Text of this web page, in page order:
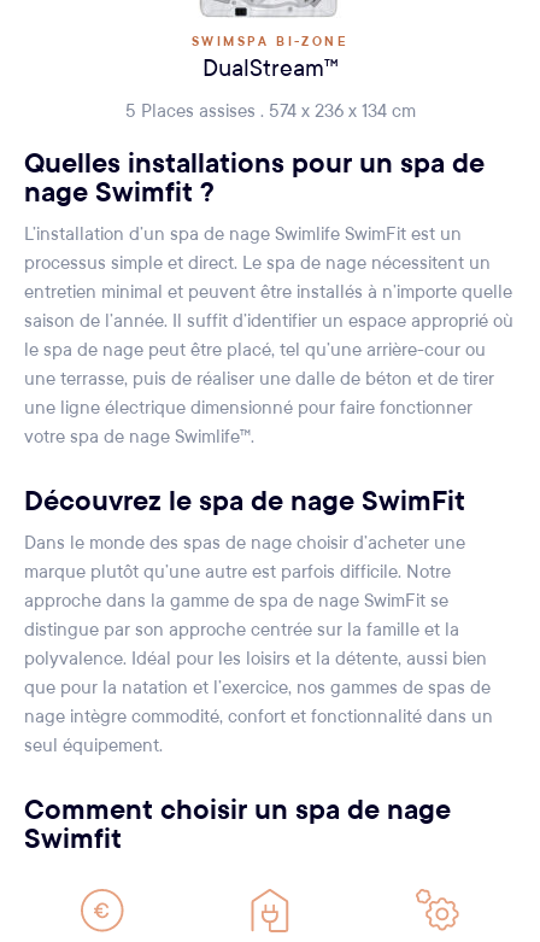
SWIMSPA BI-ZONE
DualStream™
5 Places assises . 574 x 236 x 134 cm
Quelles installations pour un spa de
nage Swimfit ?
L’installation d’un spa de nage Swimlife SwimFit est un
processus simple et direct. Le spa de nage nécessitent un
entretien minimal et peuvent être installés à n’importe quelle
saison de l’année. Il suffit d’identifier un espace approprié où
le spa de nage peut être placé, tel qu’une arrière-cour ou
une terrasse, puis de réaliser une dalle de béton et de tirer
une ligne électrique dimensionné pour faire fonctionner
votre spa de nage Swimlife™.
Découvrez le spa de nage SwimFit
Dans le monde des spas de nage choisir d’acheter une
marque plutôt qu’une autre est parfois difficile. Notre
approche dans la gamme de spa de nage SwimFit se
distingue par son approche centrée sur la famille et la
polyvalence. Idéal pour les loisirs et la détente, aussi bien
que pour la natation et l’exercice, nos gammes de spas de
nage intègre commodité, confort et fonctionnalité dans un
seul équipement.
Comment choisir un spa de nage
Swimfit